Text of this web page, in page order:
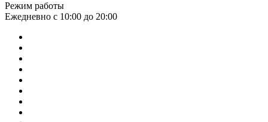
Режим работы
Ежедневно с 10:00 до 20:00